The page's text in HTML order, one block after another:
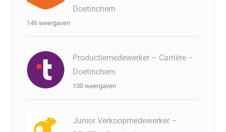
Doetinchem
146 weergaven
Productiemedewerker – Carrière –
Doetinchem
130 weergaven
Junior Verkoopmedewerker –